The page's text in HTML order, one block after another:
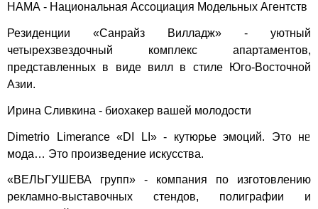
НАМА - Национальная Ассоциация Модельных Агентств
Резиденции «Санрайз Вилладж» - уютный
четырехзвездочный комплекс апартаментов,
представленных в виде вилл в стиле Юго-Восточной
Азии.
Ирина Сливкина - биохакер вашей молодости
Dimetrio Limerance «DI LI» - кутюрье эмоций. Эᴛ᧐ нᥱ
мода… Это произведение искусства.
«ВЕЛЬГУШЕВА групп» - компания по изготовлению
рекламно-выставочных стендов, полиграфии и